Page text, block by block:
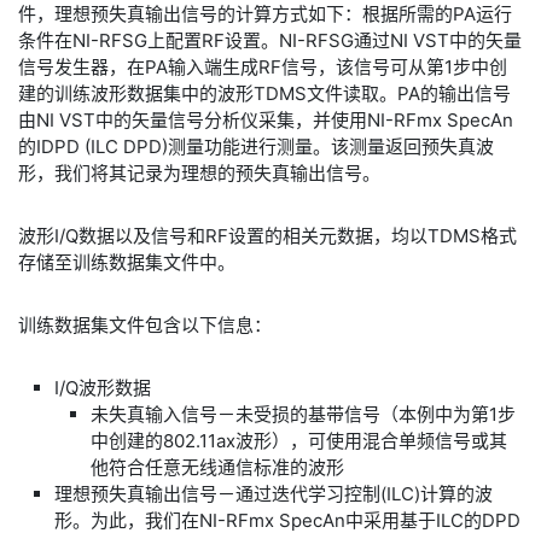
件，理想预失真输出信号的计算方式如下：根据所需的PA运行
条件在NI-RFSG上配置RF设置。NI-RFSG通过NI VST中的矢量
信号发生器，在PA输入端生成RF信号，该信号可从第1步中创
建的训练波形数据集中的波形TDMS文件读取。PA的输出信号
由NI VST中的矢量信号分析仪采集，并使用NI-RFmx SpecAn
的IDPD (ILC DPD)测量功能进行测量。该测量返回预失真波
形，我们将其记录为理想的预失真输出信号。
​波形I/Q数据以及信号和RF设置的相关元数据，均以TDMS格式
存储至训练数据集文件中。
​训练数据集文件包含以下信息：
​I/Q波形数据
​未失真输入信号－未受损的基带信号（本例中为第1步
中创建的802.11ax波形），可使用混合单频信号或其
他符合任意无线通信标准的波形
​理想预失真输出信号－通过迭代学习控制(ILC)计算的波
形。为此，我们在NI-RFmx SpecAn中采用基于ILC的DPD